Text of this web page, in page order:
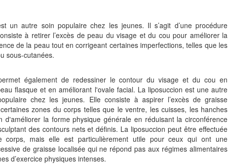
un autre soin populaire chez les jeunes. Il s’agit d’une procédure
à retirer l’excès de peau du visage et du cou pour améliorer la
de la peau tout en corrigeant certaines imperfections, telles que les
sous-cutanées.
également de redessiner le contour du visage et du cou en
flasque et en améliorant l'ovale facial. La liposuccion est une autre
chez les jeunes. Elle consiste à aspirer l’excès de graisse
zones du corps telles que le ventre, les cuisses, les hanches
d'améliorer la forme physique générale en réduisant la circonférence
des contours nets et définis. La liposuccion peut être effectuée
corps, mais elle est particulièrement utile pour ceux qui ont une
de graisse localisée qui ne répond pas aux régimes alimentaires
d’exercice physiques intenses.